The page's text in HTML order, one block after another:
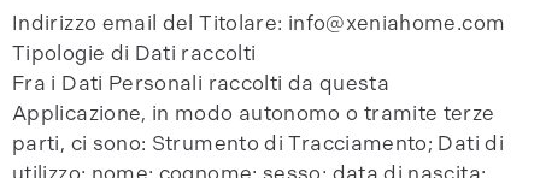
Indirizzo email del Titolare: info@xeniahome.com
Tipologie di Dati raccolti
Fra i Dati Personali raccolti da questa
Applicazione, in modo autonomo o tramite terze
parti, ci sono: Strumento di Tracciamento; Dati di
utilizzo; nome; cognome; sesso; data di nascita;